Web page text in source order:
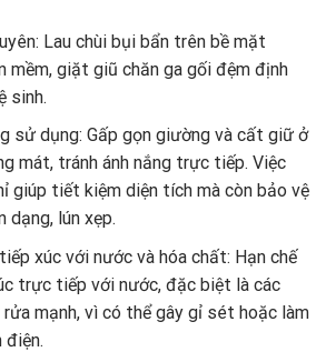
Lau chùi bụi bẩn trên bề mặt
mềm, giặt giũ chăn ga gối đệm định
sinh.
sử dụng: Gấp gọn giường và cất giữ ở
mát, tránh ánh nắng trực tiếp. Việc
giúp tiết kiệm diện tích mà còn bảo vệ
dạng, lún xẹp.
xúc với nước và hóa chất: Hạn chế
trực tiếp với nước, đặc biệt là các
mạnh, vì có thể gây gỉ sét hoặc làm
điện.